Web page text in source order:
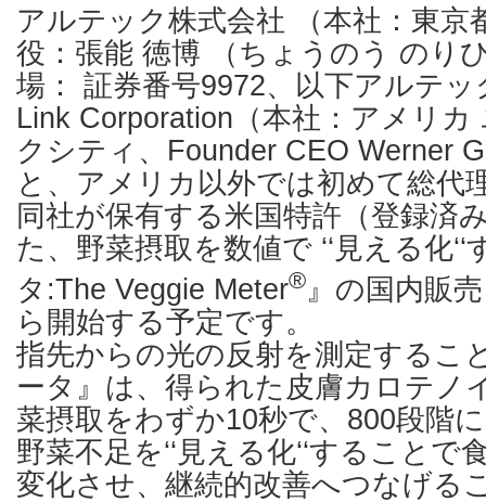
アルテック株式会社 （本社：東京
役：張能 徳博 （ちょうのう のり
場： 証券番号9972、以下アルテ
Link Corporation（本社：アメリ
クシティ、Founder CEO Werner
と、アメリカ以外では初めて総代
同社が保有する米国特許（登録済
た、野菜摂取を数値で ‘‘見える化
タ:The Veggie Meter® 』の国内販
ら開始する予定です。
指先からの光の反射を測定するこ
ータ』は、得られた皮膚カロテノ
菜摂取をわずか10秒で、800段階
野菜不足を‘‘見える化‘‘すること
変化させ、継続的改善へつなげる